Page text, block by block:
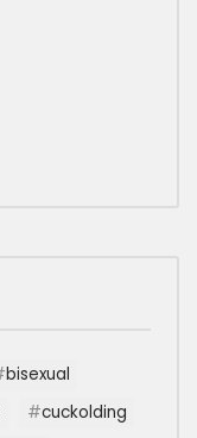
bisexual
cuckolding